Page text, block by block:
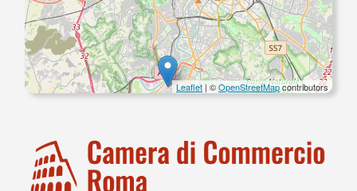
Leaflet | ©OpenStreetMapcontributors